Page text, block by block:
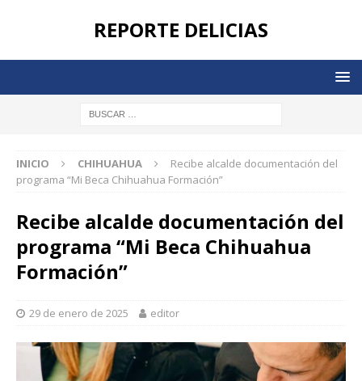
REPORTE DELICIAS
INICIO CHIHUAHUA
Recibe alcalde documentación del
programa “Mi Beca Chihuahua Formación”
Recibe alcalde documentación del
programa “Mi Beca Chihuahua
Formación”
29 de enero de 2025 editor